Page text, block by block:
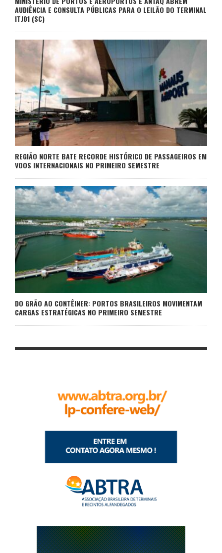
AUDIÊNCIA E CONSULTA PÚBLICAS PARA O LEILÃO DO TERMINAL
ITJ01 (SC)
REGIÃO NORTE BATE RECORDE HISTÓRICO DE PASSAGEIROS EM
VOOS INTERNACIONAIS NO PRIMEIRO SEMESTRE
DO GRÃO AO CONTÊINER: PORTOS BRASILEIROS MOVIMENTAM
CARGAS ESTRATÉGICAS NO PRIMEIRO SEMESTRE